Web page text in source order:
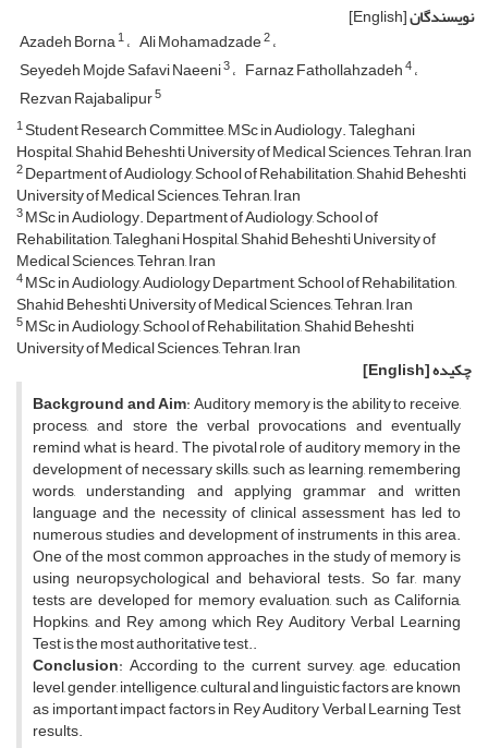
نویسندگان[English]
Azadeh Borna1 Ali Mohamadzade2
Seyedeh Mojde Safavi Naeeni3 Farnaz Fathollahzadeh4
Rezvan Rajabalipur5
1Student Research Committee, MSc in Audiology. Taleghani
Hospital, Shahid Beheshti University of Medical Sciences, Tehran, Iran
2Department of Audiology, School of Rehabilitation, Shahid Beheshti
University of Medical Sciences, Tehran, Iran
3MSc in Audiology. Department of Audiology, School of
Rehabilitation, Taleghani Hospital, Shahid Beheshti University of
Medical Sciences, Tehran, Iran
4MSc in Audiology, Audiology Department, School of Rehabilitation,
Shahid Beheshti University of Medical Sciences, Tehran, Iran
5MSc in Audiology, School of Rehabilitation, Shahid Beheshti
University of Medical Sciences, Tehran, Iran
چکیده[English]
Background and Aim: Auditory memory is the ability to receive,
process, and store the verbal provocations and eventually
remind what is heard. The pivotal role of auditory memory in the
development of necessary skills, such as learning, remembering
words, understanding and applying grammar and written
language and the necessity of clinical assessment has led to
numerous studies and development of instruments in this area.
One of the most common approaches in the study of memory is
using neuropsychological and behavioral tests. So far, many
tests are developed for memory evaluation, such as California,
Hopkins, and Rey among which Rey Auditory Verbal Learning
Test is the most authoritative test..
Conclusion: According to the current survey, age, education
level, gender, intelligence, cultural and linguistic factors are known
as important impact factors in Rey Auditory Verbal Learning Test
results.